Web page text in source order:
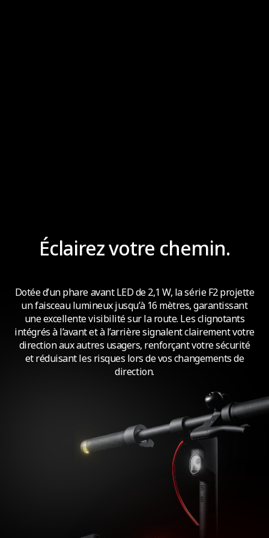
Éclairez votre chemin.
Dotée d’un phare avant LED de 2,1 W, la série F2 projette
un faisceau lumineux jusqu’à 16 mètres, garantissant
une excellente visibilité sur la route. Les clignotants
intégrés à l’avant et à l’arrière signalent clairement votre
direction aux autres usagers, renforçant votre sécurité
et réduisant les risques lors de vos changements de
direction.